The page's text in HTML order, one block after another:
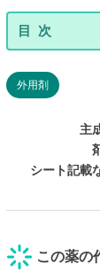
外用剤
主
シート記載
この薬の